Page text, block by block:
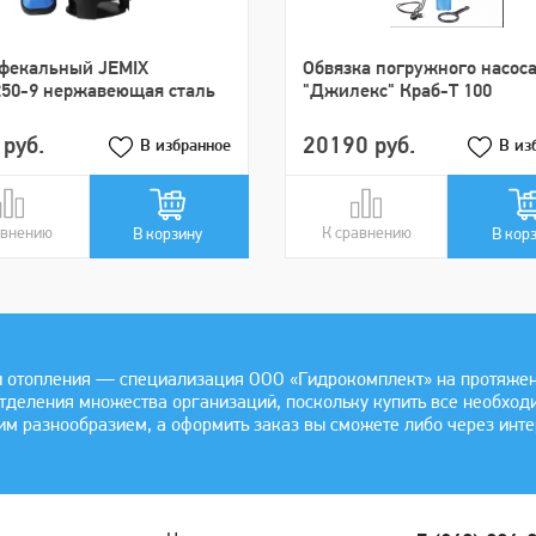
JEMIX
9 нержавеющая сталь
В избранное
В корзину
Обвязка погружного насоса
"Джилекс" Краб-Т 100
20190 руб. В
К сравнению
В сравнении В
— специализация ООО «Гидрокомплект» на
множества организаций, поскольку купить все
разнообразием, а оформить заказ вы сможете либо через